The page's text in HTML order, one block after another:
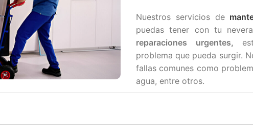
Nuestros servicios de
puedas tener con tu
reparaciones urgentes,
problema que pueda surgir.
fallas comunes como
agua, entre otros.